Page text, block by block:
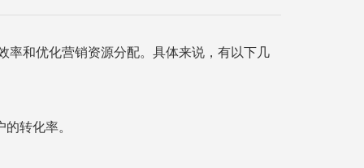
率和优化营销资源分配。具体来说，有以下几
转化率。